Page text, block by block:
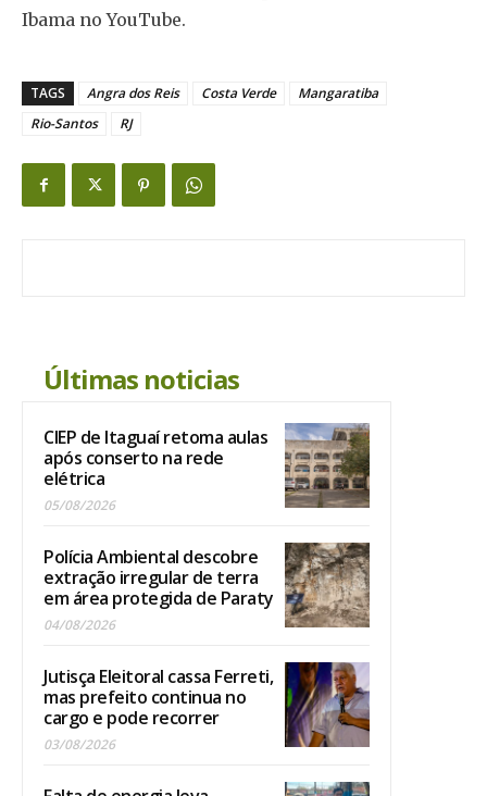
Ibama no YouTube.
TAGS Angra dos Reis Costa Verde
Mangaratiba
Rio-Santos
RJ
Últimas noticias
CIEP de Itaguaí retoma aulas
após conserto na rede
elétrica
05/08/2026
Polícia Ambiental descobre
extração irregular de terra
em área protegida de Paraty
04/08/2026
Jutisça Eleitoral cassa Ferreti,
mas prefeito continua no
cargo e pode recorrer
03/08/2026